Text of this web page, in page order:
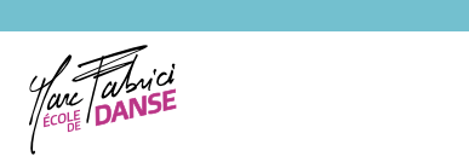
Ecole Danse Mulhouse Ecole de danse à Mulhouse